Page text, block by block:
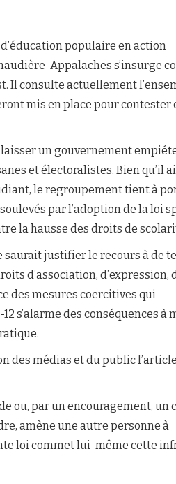
populaire en action
Appalaches s’insurge
Il consulte actuellement
mis en place pour contester
laisser un gouvernement
et électoralistes. Bien qu’il
le regroupement tient à
par l’adoption de la loi
la hausse des droits de
saurait justifier le recours à de
d’association, d’expression,
des mesures coercitives qui
s’alarme des conséquences à
des médias et du public
ou, par un encouragement, un
amène une autre personne à
loi commet lui-même cette